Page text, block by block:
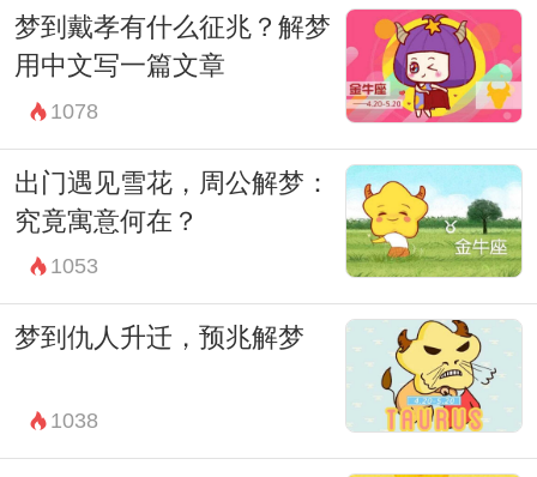
梦到戴孝有什么征兆？解梦
用中文写一篇文章
1078
出门遇见雪花，周公解梦：
究竟寓意何在？
1053
梦到仇人升迁，预兆解梦
1038